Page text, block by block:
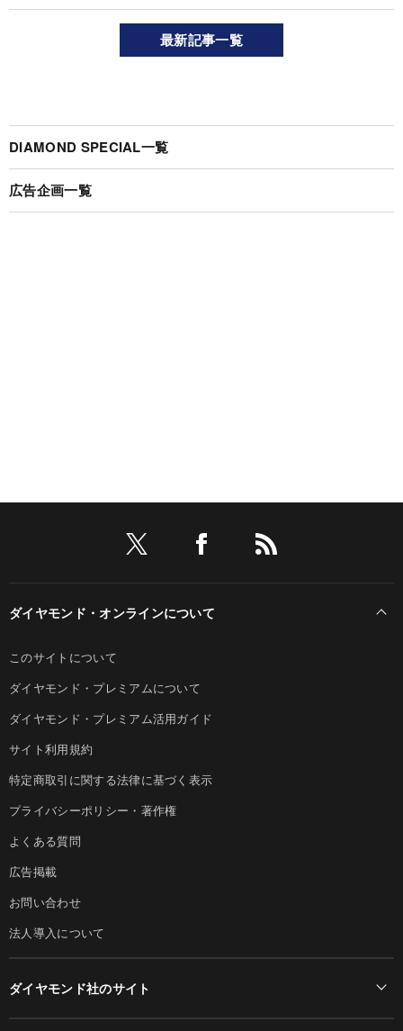
最新記事一覧
DIAMOND SPECIAL一覧
広告企画一覧
ダイヤモンド・オンラインについて
このサイトについて
ダイヤモンド・プレミアムについて
ダイヤモンド・プレミアム活用ガイド
サイト利用規約
特定商取引に関する法律に基づく表示
プライバシーポリシー・著作権
よくある質問
広告掲載
お問い合わせ
法人導入について
ダイヤモンド社のサイト